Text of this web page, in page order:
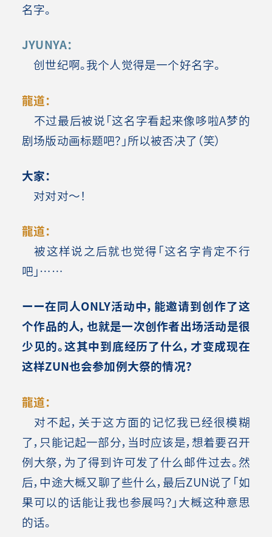
名字。
JYUNYA：
创世纪啊。我个人觉得是一个好名字。
龍道：
不过最后被说「这名字看起来像哆啦A梦的
剧场版动画标题吧？」所以被否决了（笑）
大家：
对对对～！
龍道：
被这样说之后就也觉得「这名字肯定不行
吧」……
ーー在同人ONLY活动中，能邀请到创作了这
个作品的人，也就是一次创作者出场活动是很
少见的。这其中到底经历了什么，才变成现在
这样ZUN也会参加例大祭的情况？
龍道：
对不起，关于这方面的记忆我已经很模糊
了，只能记起一部分，当时应该是，想着要召开
例大祭，为了得到许可发了什么邮件过去。然
后，中途大概又聊了些什么，最后ZUN说了「如
果可以的话能让我也参展吗？」大概这种意思
的话。